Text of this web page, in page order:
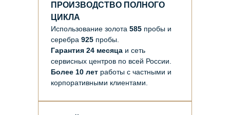
ПРОИЗВОДСТВО ПОЛНОГО
ЦИКЛА
Использование золота 585 пробы и
серебра 925 пробы.
Гарантия 24 месяца и сеть
сервисных центров по всей России.
Более 10 лет работы с частными и
корпоративными клиентами.